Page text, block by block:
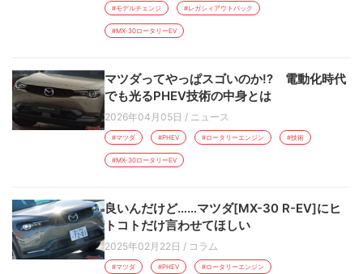
#モデルチェンジ #レガシィアウトバック
#MX-30ロータリーEV
マツダってやっぱスゴいのか!? 電動化時代
でも光るPHEV技術の中身とは
2026年04月05日 / ニュース
#マツダ #PHEV #ロータリーエンジン #技術
#MX-30ロータリーEV
良いんだけど……マツダ[MX-30 R-EV]にヒ
トコトだけ言わせてほしい
2025年02月22日 / コラム
#マツダ #PHEV #ロータリーエンジン